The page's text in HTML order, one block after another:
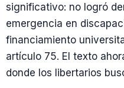
significativo: no logró
emergencia en
financiamiento
artículo 75. El texto
donde los libertarios